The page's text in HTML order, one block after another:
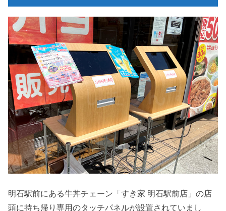
明石駅前にある牛丼チェーン「すき家 明石駅前店」の店
頭に持ち帰り専用のタッチパネルが設置されていまし